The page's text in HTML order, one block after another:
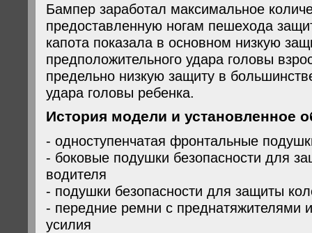
Бампер заработал максимальное
предоставленную ногам пешехода
капота показала в основном низкую
предположительного удара головы
предельно низкую защиту в
удара головы ребенка.
История модели и установленное
- одноступенчатая фронтальные
- боковые подушки безопасности для
водителя
- подушки безопасности для защиты
- передние ремни с преднатяжителями
усилия